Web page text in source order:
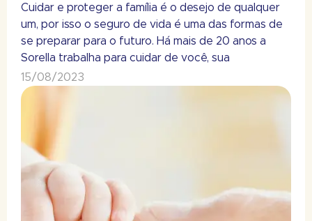
Cuidar e proteger a família é o desejo de qualquer
um, por isso o seguro de vida é uma das formas de
se preparar para o futuro. Há mais de 20 anos a
Sorella trabalha para cuidar de você, sua
15/08/2023